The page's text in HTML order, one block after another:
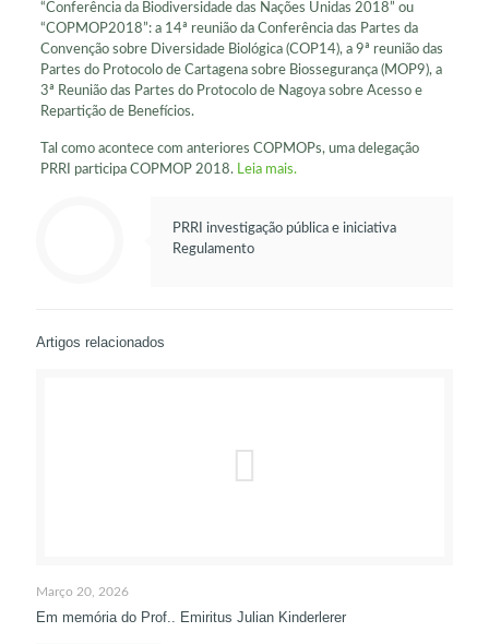
“Conferência da Biodiversidade das Nações Unidas 2018” ou
“COPMOP2018”: a 14ª reunião da Conferência das Partes da
Convenção sobre Diversidade Biológica (COP14), a 9ª reunião das
Partes do Protocolo de Cartagena sobre Biossegurança (MOP9), a
3ª Reunião das Partes do Protocolo de Nagoya sobre Acesso e
Repartição de Benefícios.
Tal como acontece com anteriores COPMOPs, uma delegação
PRRI participa COPMOP 2018. Leia mais.
PRRI investigação pública e iniciativa
Regulamento
Artigos relacionados
Março 20, 2026
Em memória do Prof.. Emiritus Julian Kinderlerer